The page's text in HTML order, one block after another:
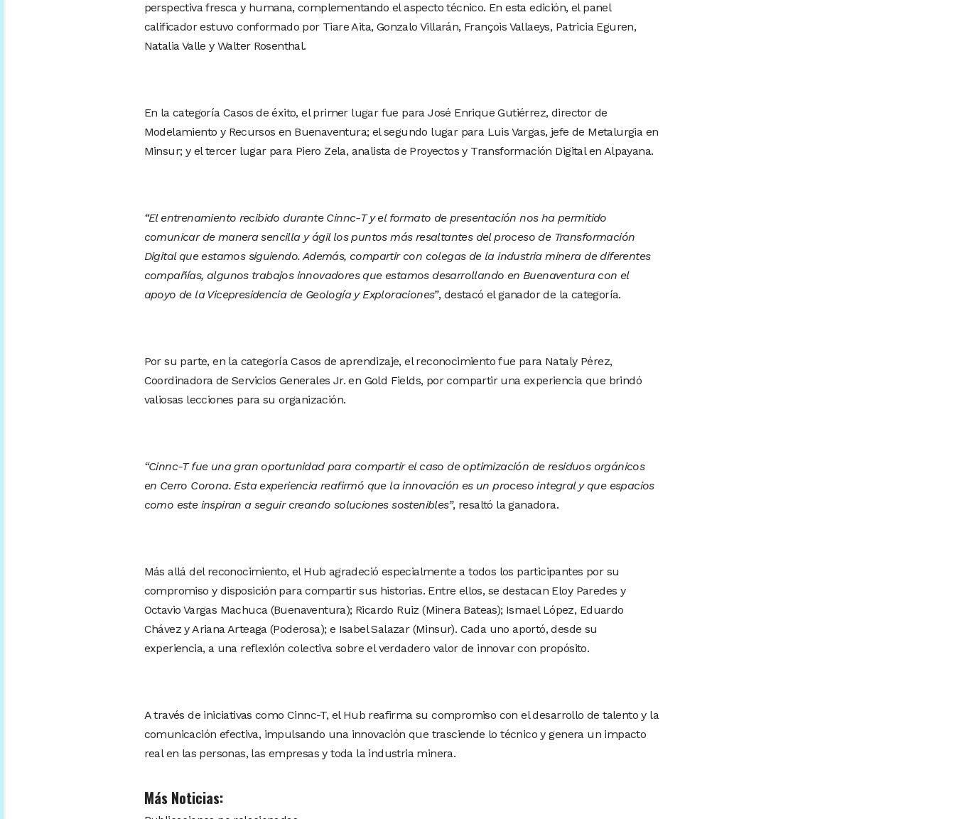
perspectiva fresca y humana, complementando el aspecto técnico. En esta edición, el panel
calificador estuvo conformado por Tiare Aita, Gonzalo Villarán, François Vallaeys, Patricia Eguren,
Natalia Valle y Walter Rosenthal.
En la categoría Casos de éxito, el primer lugar fue para José Enrique Gutiérrez, director de
Modelamiento y Recursos en Buenaventura; el segundo lugar para Luis Vargas, jefe de Metalurgia en
Minsur; y el tercer lugar para Piero Zela, analista de Proyectos y Transformación Digital en Alpayana.
“El entrenamiento recibido durante Cinnc-T y el formato de presentación nos ha permitido
comunicar de manera sencilla y ágil los puntos más resaltantes del proceso de Transformación
Digital que estamos siguiendo. Además, compartir con colegas de la industria minera de diferentes
compañías, algunos trabajos innovadores que estamos desarrollando en Buenaventura con el
apoyo de la Vicepresidencia de Geología y Exploraciones”, destacó el ganador de la categoría.
Por su parte, en la categoría Casos de aprendizaje, el reconocimiento fue para Nataly Pérez,
Coordinadora de Servicios Generales Jr. en Gold Fields, por compartir una experiencia que brindó
valiosas lecciones para su organización.
“Cinnc-T fue una gran oportunidad para compartir el caso de optimización de residuos orgánicos
en Cerro Corona. Esta experiencia reafirmó que la innovación es un proceso integral y que espacios
como este inspiran a seguir creando soluciones sostenibles”, resaltó la ganadora.
Más allá del reconocimiento, el Hub agradeció especialmente a todos los participantes por su
compromiso y disposición para compartir sus historias. Entre ellos, se destacan Eloy Paredes y
Octavio Vargas Machuca (Buenaventura); Ricardo Ruiz (Minera Bateas); Ismael López, Eduardo
Chávez y Ariana Arteaga (Poderosa); e Isabel Salazar (Minsur). Cada uno aportó, desde su
experiencia, a una reflexión colectiva sobre el verdadero valor de innovar con propósito.
A través de iniciativas como Cinnc-T, el Hub reafirma su compromiso con el desarrollo de talento y la
comunicación efectiva, impulsando una innovación que trasciende lo técnico y genera un impacto
real en las personas, las empresas y toda la industria minera.
Más Noticias: